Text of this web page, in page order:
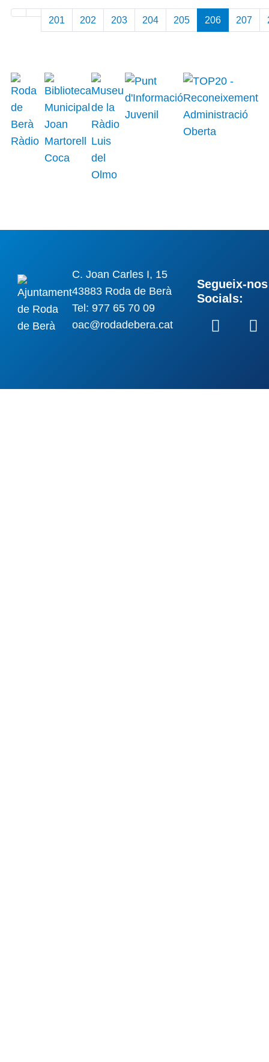
201 202 203 204 205 206 207
C. Joan Carles I, 15
43883 Roda de Berà
Tel: 977 65 70 09
oac@rodadebera.cat
Segueix-
Socials: